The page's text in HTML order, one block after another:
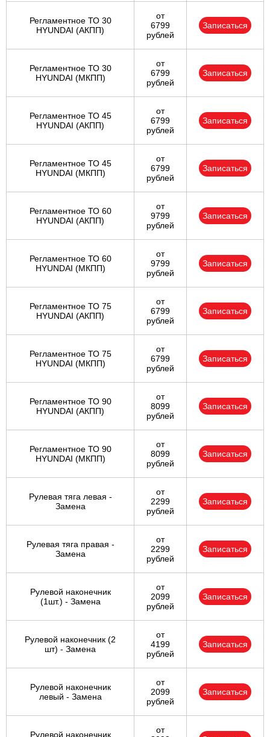
Регламентное ТО 30
HYUNDAI (АКПП)
от
6799
рублей
Записаться
Регламентное ТО 30
HYUNDAI (МКПП)
от
6799
рублей
Записаться
Регламентное ТО 45
HYUNDAI (АКПП)
от
6799
рублей
Записаться
Регламентное ТО 45
HYUNDAI (МКПП)
от
6799
рублей
Записаться
Регламентное ТО 60
HYUNDAI (АКПП)
от
9799
рублей
Записаться
Регламентное ТО 60
HYUNDAI (МКПП)
от
9799
рублей
Записаться
Регламентное ТО 75
HYUNDAI (АКПП)
от
6799
рублей
Записаться
Регламентное ТО 75
HYUNDAI (МКПП)
от
6799
рублей
Записаться
Регламентное ТО 90
HYUNDAI (АКПП)
от
8099
рублей
Записаться
Регламентное ТО 90
HYUNDAI (МКПП)
от
8099
рублей
Записаться
Рулевая тяга левая -
Замена
от
2299
рублей
Записаться
Рулевая тяга правая -
Замена
от
2299
рублей
Записаться
Рулевой наконечник
(1шт.) - Замена
от
2099
рублей
Записаться
Рулевой наконечник (2
шт) - Замена
от
4199
рублей
Записаться
Рулевой наконечник
левый - Замена
от
2099
рублей
Записаться
Рулевой наконечник
от